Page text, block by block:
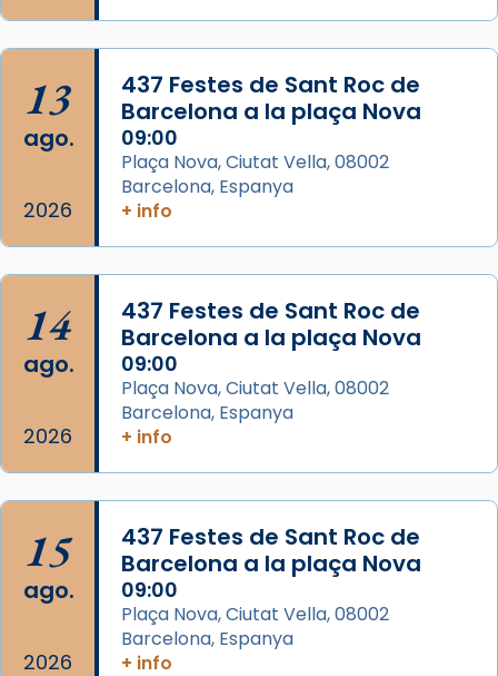
col·laboradors, a la Catedral de Barcelona.
L’arquebisbe de Barcelona, el cardenal Joan
Josep Omella, ha presidit la missa i l’ha
concelebrat el bisbe auxiliar de Barcelona,
Mons. David Abadías.
📸 Dr. G. Simón
Arquebisbat de Barcelona
2 weeks ago
Memòria de les santes Juliana i
Semproniana, verges i màrtirs.
Acompanyant la història de sant Cugat, a
partir de l’Edat Mitjana sorgeix la tradició
que les santes Juliana (“relatiu a Júlia”) i
Semproniana (“relatiu a Semprònia =
eterna”) són deixebles seves. I l’any 1667, el
frare Joan Gaspar Roig, afirma en una obra
que les santes són filles de l’antiga Iluro.
Mataró en reivindicarà les relíq
13
ago.
2026
437 Festes de Sant Roc de
Barcelona a la plaça Nova
09:00
Plaça Nova, Ciutat Vella, 08002
Barcelona, Espanya
+ info
14
ago.
2026
437 Festes de Sant Roc de
Barcelona a la plaça Nova
09:00
Plaça Nova, Ciutat Vella, 08002
Barcelona, Espanya
+ info
15
ago.
2026
437 Festes de Sant Roc de
Barcelona a la plaça Nova
09:00
Plaça Nova, Ciutat Vella, 08002
Barcelona, Espanya
+ info